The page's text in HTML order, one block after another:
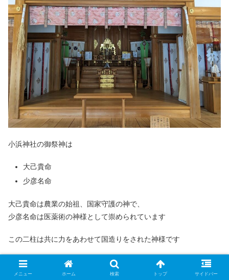
小浜神社の御祭神は
大己貴命
少彦名命
大己貴命は農業の始祖、国家守護の神で、
少彦名命は医薬術の神様として崇められています
この二柱は共に力をあわせて国造りをされた神様です
小浜神社のみどころ
メニュー ホーム 検索 トップ サイドバー